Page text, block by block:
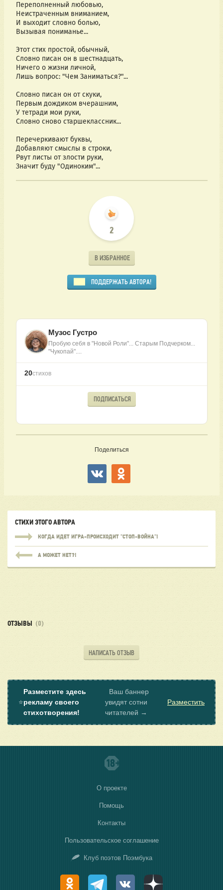
Переполненный любовью,
Неистраченным вниманием,
И выходит словно болью,
Вызывая пониманье...
Этот стих простой, обычный,
Словно писан он в шестнадцать,
Ничего о жизни личной,
Лишь вопрос: "Чем Заниматься?"...
Словно писан он от скуки,
Первым дождиком вчерашним,
У тетради мои руки,
Словно сново старшеклассник...
Перечеркивают буквы,
Добавляют смыслы в строки,
Рвут листы от злости руки,
Значит буду "Одиноким"...
2
В ИЗБРАННОЕ
ПОДДЕРЖАТЬ АВТОРА!
Музос Густро
Пробую себя в "Новой Роли"... Старым Подчерком...
"Чукопай"....
20стихов
ПОДПИСАТЬСЯ
Поделиться
СТИХИ ЭТОГО АВТОРА
КОГДА ИДЕТ ИГРА-ПРОИСХОДИТ "СТОП-ВОЙНА"!
А МОЖЕТ НЕТ?!
ОТЗЫВЫ (0)
НАПИСАТЬ ОТЗЫВ
⭐
Разместите здесь
рекламу своего
стихотворения!
Ваш баннер
увидят сотни
читателей →
Разместить
О проекте
Помощь
Контакты
Пользовательское соглашение
Клуб поэтов Поэмбука